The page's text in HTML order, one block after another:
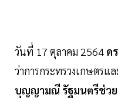
วันที่ 17 ตุลาคม 2564 ด
ว่าการกระทรวงเกษตร
บุญญามณี รัฐมนตรีช่วย